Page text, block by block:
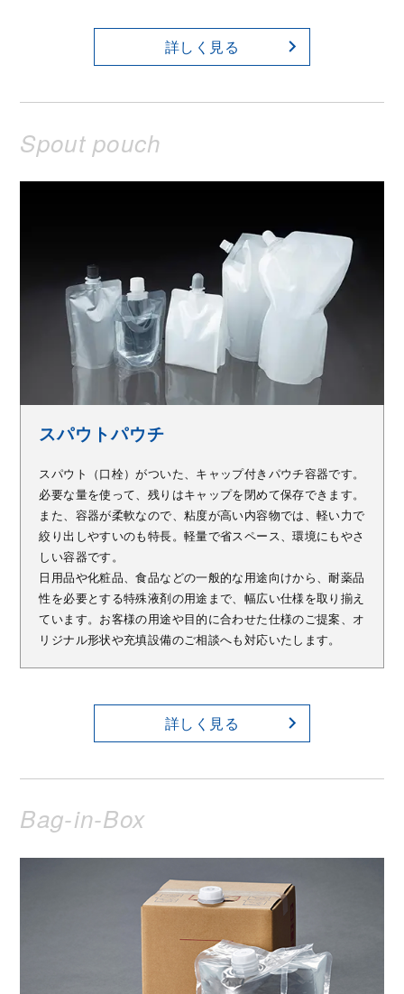
詳しく見る
Spout pouch
スパウトパウチ
スパウト（口栓）がついた、キャップ付きパウチ容器です。
必要な量を使って、残りはキャップを閉めて保存できます。
また、容器が柔軟なので、粘度が高い内容物では、軽い力で
絞り出しやすいのも特長。軽量で省スペース、環境にもやさ
しい容器です。
日用品や化粧品、食品などの一般的な用途向けから、耐薬品
性を必要とする特殊液剤の用途まで、幅広い仕様を取り揃え
ています。お客様の用途や目的に合わせた仕様のご提案、オ
リジナル形状や充填設備のご相談へも対応いたします。
詳しく見る
Bag-in-Box